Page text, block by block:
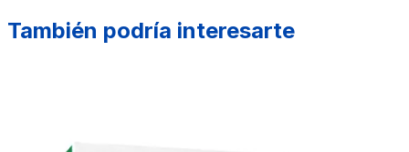
También podría interesarte